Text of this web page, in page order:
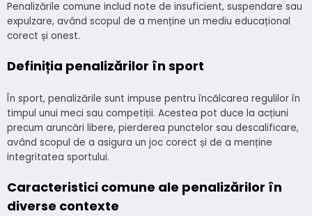
Penalizările comune includ note de insuficient, suspendare sau
expulzare, având scopul de a menține un mediu educațional
corect și onest.
Definiția penalizărilor în sport
În sport, penalizările sunt impuse pentru încălcarea regulilor în
timpul unui meci sau competiții. Acestea pot duce la acțiuni
precum aruncări libere, pierderea punctelor sau descalificare,
având scopul de a asigura un joc corect și de a menține
integritatea sportului.
Caracteristici comune ale penalizărilor în
diverse contexte